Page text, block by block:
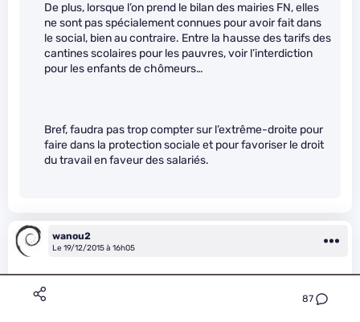
87
De plus, lorsque l’on prend le bilan des mairies FN, elles
ne sont pas spécialement connues pour avoir fait dans
le social, bien au contraire. Entre la hausse des tarifs des
cantines scolaires pour les pauvres, voir l’interdiction
pour les enfants de chômeurs…
Bref, faudra pas trop compter sur l’extrême-droite pour
faire dans la protection sociale et pour favoriser le droit
du travail en faveur des salariés.
wanou2
Le 19/12/2015 à 16h05